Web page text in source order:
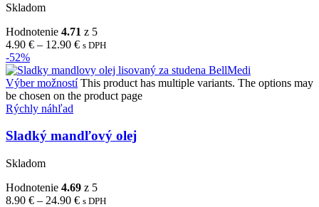
Skladom
Hodnotenie 4.71 z 5
4.90 € – 12.90 € s DPH
-52%
Výber možností This product has multiple variants. The options may
be chosen on the product page
Rýchly náhľad
Sladký mandľový olej
Skladom
Hodnotenie 4.69 z 5
8.90 € – 24.90 € s DPH